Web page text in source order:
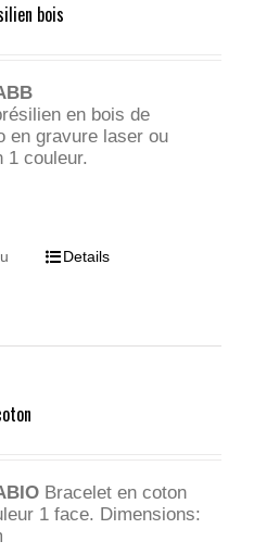
bois
en bois de
en gravure laser ou
1 couleur.
Details
Bracelet en coton
1 face. Dimensions: